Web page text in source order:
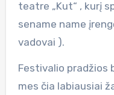
teatre „Kut“ , kurį
sename name
vadovai ).
Festivalio pradžios
mes čia labiausiai